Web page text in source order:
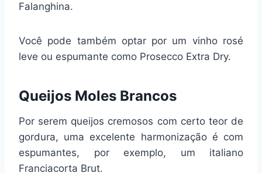
Falanghina.
Você pode também optar por um vinho rosé
leve ou espumante como Prosecco Extra Dry.
Queijos Moles Brancos
Por serem queijos cremosos com certo teor de
gordura, uma excelente harmonização é com
espumantes, por exemplo, um italiano
Franciacorta Brut.